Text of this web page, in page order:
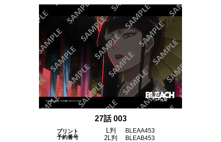
スポーツ振興くじ
行政サービス
学び・教育
レジでApple Accountにチャージ
オンラインフォトサービス
コインランドリー（店舗限定）
宅配ロッカー（店舗限定）
自転車シェアリング（店舗限定）
セブン‐イレブンの海外事業
データで見るセブン‐イレブン
セブン‐イレブンの「商品力」
セブン-イレブンの横顔
セブン-イレブンの歴史
サステナビリティレポート
報告書ライブラリー
中文[繁體字](服務)
简体中文(服务)
한국어(서비스)
ภาษาไทย(บริการ)
27話 003
プリント
予約番号
L判 BLEAA453
2L判 BLEAB453